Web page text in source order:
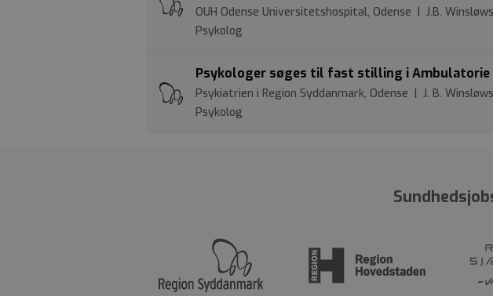
OUH Odense Universitetshospital, Odense | J.B.
Psykolog
Psykologer søges til fast stilling i Ambulatorie
Psykiatrien i Region Syddanmark, Odense | J. B.
Psykolog